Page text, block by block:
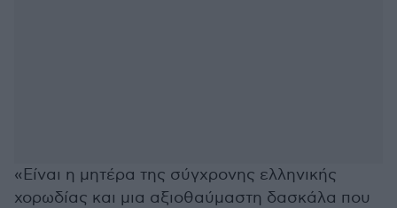
«Είναι η μητέρα της σύγχρονης ελληνικής
χορωδίας και μια αξιοθαύμαστη δασκάλα που